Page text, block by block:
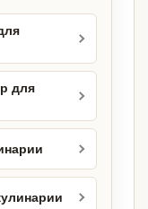
для